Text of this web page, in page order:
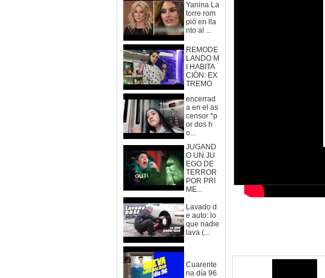
Yanina La
torre rom
pió en lla
nto al ...
REMODE
LANDO M
I HABITA
CIÓN: EX
TREMO
encerrad
a en el as
censor *p
or dos h
o...
JUGAND
O UN JU
EGO DE
TERROR
POR PRI
ME...
Lavado d
e auto: lo
que nadie
lava (...
Cuarente
na día 96